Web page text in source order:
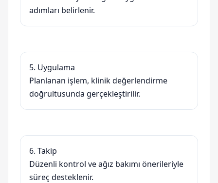
adımları belirlenir.
5. Uygulama
Planlanan işlem, klinik değerlendirme
doğrultusunda gerçekleştirilir.
6. Takip
Düzenli kontrol ve ağız bakımı önerileriyle
süreç desteklenir.